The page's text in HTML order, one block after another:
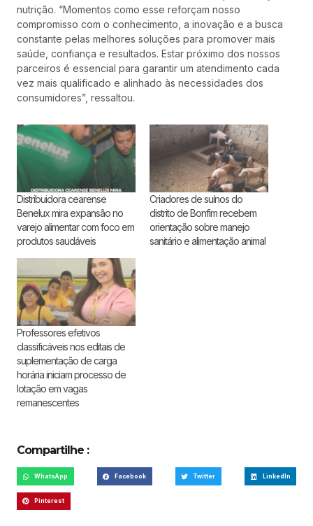
nutrição. “Momentos como esse reforçam nosso
compromisso com o conhecimento, a inovação e a busca
constante pelas melhores soluções para promover mais
saúde, confiança e resultados. Estar próximo dos nossos
parceiros é essencial para garantir um atendimento cada
vez mais qualificado e alinhado às necessidades dos
consumidores”, ressaltou.
Distribuidora cearense
Benelux mira expansão no
varejo alimentar com foco em
produtos saudáveis
Criadores de suínos do
distrito de Bonfim recebem
orientação sobre manejo
sanitário e alimentação animal
Professores efetivos
classificáveis nos editais de
suplementação de carga
horária iniciam processo de
lotação em vagas
remanescentes
Compartilhe :
WhatsApp Facebook Twitter LinkedIn
Pinterest